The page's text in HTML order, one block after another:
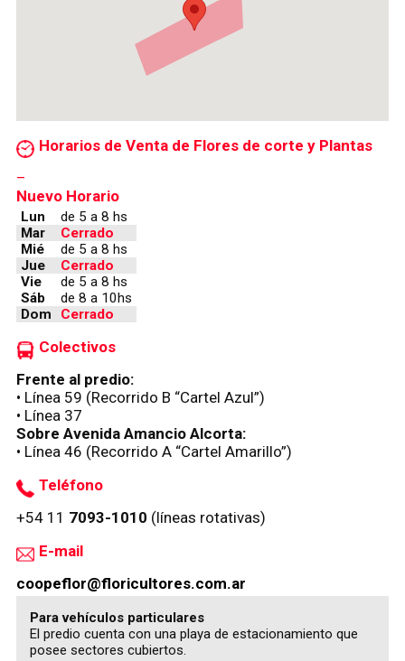
Horarios de Venta de Flores de corte y Plantas
–
Nuevo Horario
Lun
de 5 a 8 hs
Mar
Cerrado
Mié
de 5 a 8 hs
Jue
Cerrado
Vie
de 5 a 8 hs
Sáb
de 8 a 10hs
Dom
Cerrado
Colectivos
Frente al predio:
• Línea 59 (Recorrido B “Cartel Azul”)
• Línea 37
Sobre Avenida Amancio Alcorta:
• Línea 46 (Recorrido A “Cartel Amarillo”)
Teléfono
+54 11 7093-1010 (líneas rotativas)
E-mail
coopeflor@floricultores.com.ar
Para vehículos particulares
El predio cuenta con una playa de estacionamiento que
posee sectores cubiertos.